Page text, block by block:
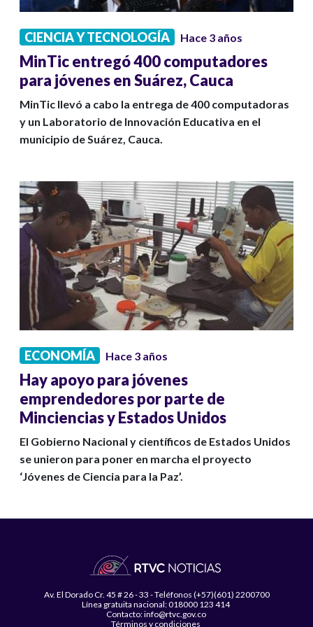
CIENCIA Y TECNOLOGÍA Hace 3 años
MinTic entregó 400 computadores
para jóvenes en Suárez, Cauca
MinTic llevó a cabo la entrega de 400 computadoras
y un Laboratorio de Innovación Educativa en el
municipio de Suárez, Cauca.
ECONOMÍA Hace 3 años
Hay apoyo para jóvenes
emprendedores por parte de
Minciencias y Estados Unidos
El Gobierno Nacional y científicos de Estados Unidos
se unieron para poner en marcha el proyecto
‘Jóvenes de Ciencia para la Paz’.
Av. El Dorado Cr. 45 # 26 - 33 - Teléfonos (+57)(601) 2200700
Línea gratuita nacional: 018000 123 414
Contacto: info@rtvc.gov.co
Términos y condiciones